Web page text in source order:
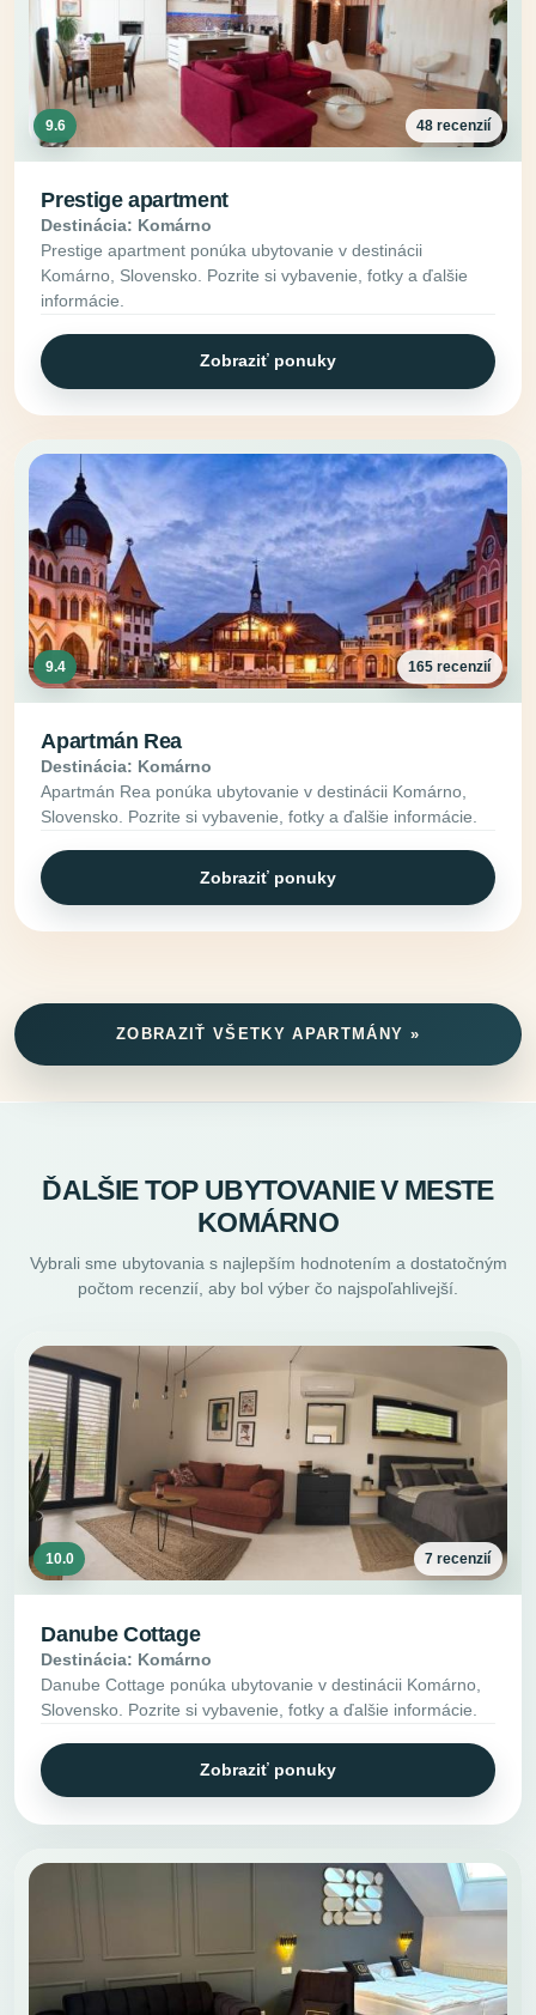
9.6 48 recenzií
Prestige apartment
Destinácia: Komárno
Prestige apartment ponúka ubytovanie v destinácii
Komárno, Slovensko. Pozrite si vybavenie, fotky a ďalšie
informácie.
Zobraziť ponuky
9.4 165 recenzií
Apartmán Rea
Destinácia: Komárno
Apartmán Rea ponúka ubytovanie v destinácii Komárno,
Slovensko. Pozrite si vybavenie, fotky a ďalšie informácie.
Zobraziť ponuky
ZOBRAZIŤ VŠETKY APARTMÁNY »
ĎALŠIE TOP UBYTOVANIE V MESTE
KOMÁRNO
Vybrali sme ubytovania s najlepším hodnotením a dostatočným
počtom recenzií, aby bol výber čo najspoľahlivejší.
10.0 7 recenzií
Danube Cottage
Destinácia: Komárno
Danube Cottage ponúka ubytovanie v destinácii Komárno,
Slovensko. Pozrite si vybavenie, fotky a ďalšie informácie.
Zobraziť ponuky